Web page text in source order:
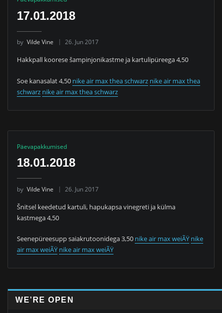
17.01.2018
by Vilde Vine 26. Jun 2017
Hakkpall koorese šampinjonikastme ja kartulipüreega 4,50
Soe kanasalat 4,50 nike air max thea schwarz nike air max thea
schwarz nike air max thea schwarz
Päevapakkumised
18.01.2018
by Vilde Vine 26. Jun 2017
Šnitsel keedetud kartuli, hapukapsa vinegreti ja külma
kastmega 4,50
Seenepüreesupp saiakrutoonidega 3,50 nike air max weiÃŸ nike
air max weiÃŸ nike air max weiÃŸ
WE’RE OPEN